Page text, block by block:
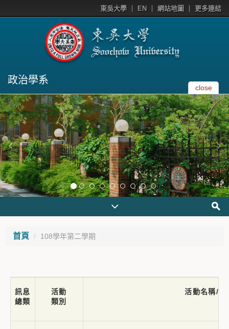
東吳大學 EN 網站地圖 更多連結
政治學系
close
首頁 108學年第二學期
訊息
總類
活動
類別
活動名稱/訊